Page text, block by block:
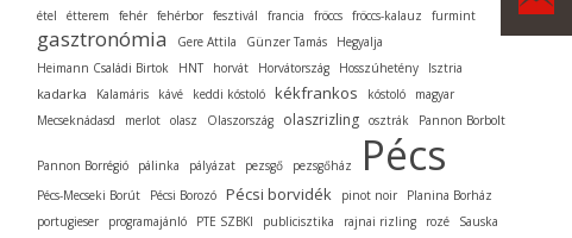
étel
étterem fehér fehérbor fesztivál francia fröccs fröccs-kalauz furmint
gasztronómia Gere Attila Günzer Tamás
Hegyalja
Heimann Családi Birtok
HNT horvát Horvátország Hosszúhetény Isztria
kadarka Kalamáris kávé keddi kóstoló kékfrankos kóstoló
magyar
Mecseknádasd
merlot olasz Olaszország olaszrizling osztrák Pannon Borbolt
Pannon Borrégió pálinka pályázat pezsgő pezsgőház Pécs
Pécs-Mecseki Borút Pécsi Borozó Pécsi borvidék pinot noir
Planina Borház
portugieser
programajánló PTE SZBKI publicisztika rajnai rizling rozé
Sauska